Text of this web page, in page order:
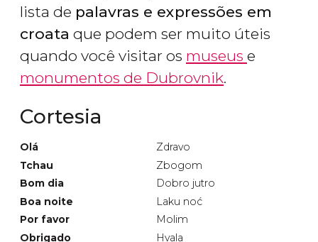
lista de palavras e expressões em
croata que podem ser muito úteis
quando você visitar os museus e
monumentos de Dubrovnik.
Cortesia
Olá
Zdravo
Tchau
Zbogom
Bom dia
Dobro jutro
Boa noite
Laku noć
Por favor
Molim
Obrigado
Hvala